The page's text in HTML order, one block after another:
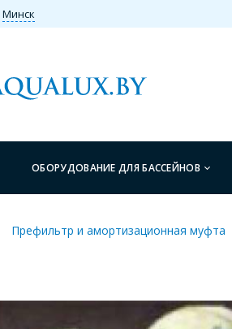
Минск
ОБОРУДОВАНИЕ ДЛЯ БАССЕЙНОВ
Префильтр и амортизационная муфта